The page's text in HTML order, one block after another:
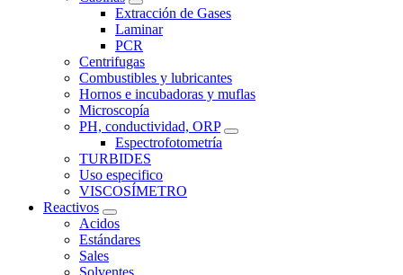
Extracción de Gases
Laminar
PCR
Centrifugas
Combustibles y lubricantes
Hornos e incubadoras y muflas
Microscopía
PH, conductividad, ORP
Espectrofotometría
TURBIDES
Uso especifico
VISCOSÍMETRO
Reactivos
Acidos
Estándares
Sales
Solventes